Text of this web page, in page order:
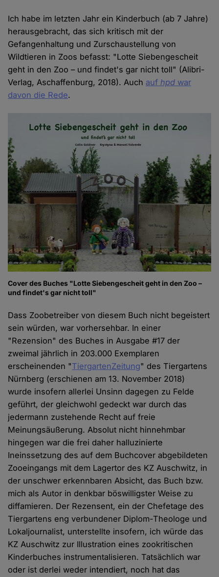
Ich habe im letzten Jahr ein Kinderbuch (ab 7 Jahre)
herausgebracht, das sich kritisch mit der
Gefangenhaltung und Zurschaustellung von
Wildtieren in Zoos befasst: "Lotte Siebengescheit
geht in den Zoo – und findet's gar nicht toll" (Alibri-
Verlag, Aschaffenburg, 2018). Auch aufhpd war
davon die Rede.
Cover des Buches "Lotte Siebengescheit geht in den Zoo –
und findet's gar nicht toll"
Dass Zoobetreiber von diesem Buch nicht begeistert
sein würden, war vorhersehbar. In einer
"Rezension" des Buches in Ausgabe #17 der
zweimal jährlich in 203.000 Exemplaren
erscheinenden "TiergartenZeitung" des Tiergartens
Nürnberg (erschienen am 13. November 2018)
wurde insofern allerlei Unsinn dagegen zu Felde
geführt, der gleichwohl gedeckt war durch das
jedermann zustehende Recht auf freie
Meinungsäußerung. Absolut nicht hinnehmbar
hingegen war die frei daher halluzinierte
Ineinssetzung des auf dem Buchcover abgebildeten
Zooeingangs mit dem Lagertor des KZ Auschwitz, in
der unschwer erkennbaren Absicht, das Buch bzw.
mich als Autor in denkbar böswilligster Weise zu
diffamieren. Der Rezensent, ein der Chefetage des
Tiergartens eng verbundener Diplom-Theologe und
Lokaljournalist, unterstellte insofern, ich würde das
KZ Auschwitz zur Illustration eines zookritischen
Kinderbuches instrumentalisieren. Tatsächlich war
oder ist derlei weder intendiert, noch hat das